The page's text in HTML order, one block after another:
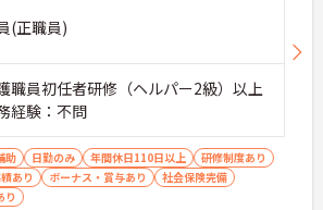
(正職員)
職員初任者研修（ヘルパー2級）以上
経験：不問
助 日勤のみ 年間休日110日以上
研修制度あり
あり
ボーナス・賞与あり
社会保険完備
り